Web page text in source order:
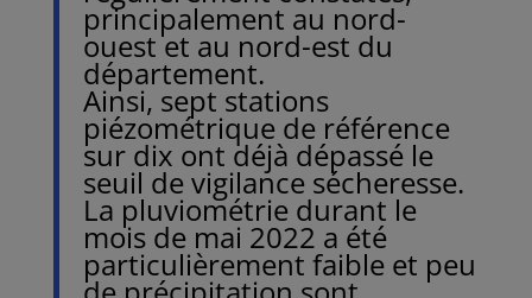
principalement au nord-
ouest et au nord-est du
département.
Ainsi, sept stations
piézométrique de référence
sur dix ont déjà dépassé le
seuil de vigilance sécheresse.
La pluviométrie durant le
mois de mai 2022 a été
particulièrement faible et peu